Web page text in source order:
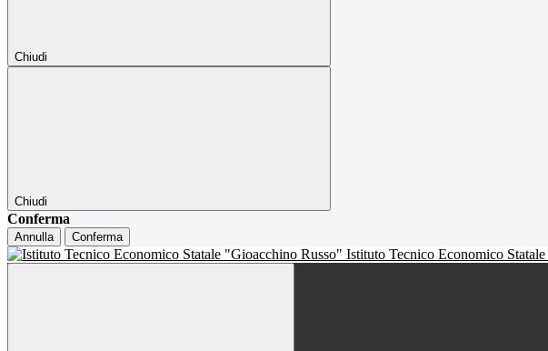
Chiudi
Chiudi
Conferma
Annulla Conferma
Istituto Tecnico Economico Statale